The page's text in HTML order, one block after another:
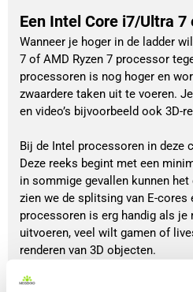
Een Intel Core i7/Ultra
Wanneer je hoger in de ladder
7 of AMD Ryzen 7 processor
processoren is nog hoger en
zwaardere taken uit te voeren.
en video’s bijvoorbeeld ook 3D-
Bij de Intel processoren in deze
Deze reeks begint met een
in sommige gevallen kunnen
zien we de splitsing van E-cores
processoren is erg handig als
uitvoeren, veel wilt gamen of
renderen van 3D objecten.
De AMD Ryzen 7 processoren